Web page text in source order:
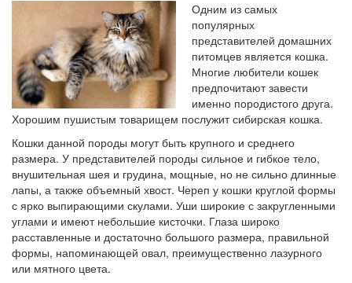
Одним из самых
популярных
представителей домашних
питомцев является кошка.
Многие любители кошек
предпочитают завести
именно породистого друга.
Хорошим пушистым товарищем послужит сибирская кошка.
Кошки данной породы могут быть крупного и среднего
размера. У представителей породы сильное и гибкое тело,
внушительная шея и грудина, мощные, но не сильно длинные
лапы, а также объемный хвост. Череп у кошки круглой формы
с ярко выпирающими скулами. Уши широкие с закругленными
углами и имеют небольшие кисточки. Глаза широко
расставленные и достаточно большого размера, правильной
формы, напоминающей овал, преимущественно лазурного
или мятного цвета.